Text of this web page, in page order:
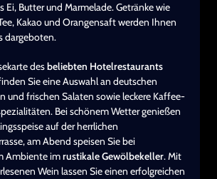
Ei, Butter und Marmelade. Getränke wie
Kakao und Orangensaft werden Ihnen
dargeboten.
desbeliebten Hotelrestaurants
Sie eine Auswahl an deutschen
und frischen Salaten sowie leckere Kaffee-
Bei schönem Wetter genießen
auf der herrlichen
am Abend speisen Sie bei
Ambiente imrustikale Gewölbekeller. Mit
Wein lassen Sie einen erfolgreichen